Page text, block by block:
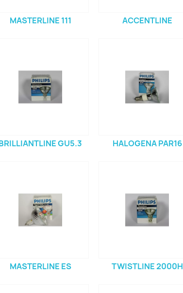
MASTERLINE 111 ACCENTLINE
GU5.3 HALOGENA PAR16
MASTERLINE ES TWISTLINE 2000H